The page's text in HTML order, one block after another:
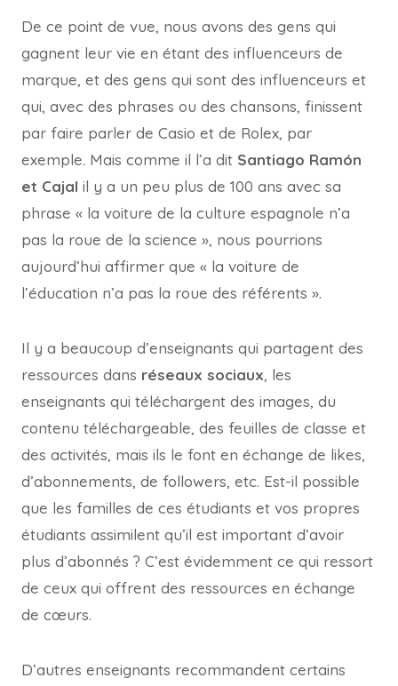
De ce point de vue, nous avons des gens qui
gagnent leur vie en étant des influenceurs de
marque, et des gens qui sont des influenceurs et
qui, avec des phrases ou des chansons, finissent
par faire parler de Casio et de Rolex, par
exemple. Mais comme il l’a dit Santiago Ramón
et Cajal il y a un peu plus de 100 ans avec sa
phrase « la voiture de la culture espagnole n’a
pas la roue de la science », nous pourrions
aujourd’hui affirmer que « la voiture de
l’éducation n’a pas la roue des référents ».
Il y a beaucoup d’enseignants qui partagent des
ressources dans réseaux sociaux, les
enseignants qui téléchargent des images, du
contenu téléchargeable, des feuilles de classe et
des activités, mais ils le font en échange de likes,
d’abonnements, de followers, etc. Est-il possible
que les familles de ces étudiants et vos propres
étudiants assimilent qu’il est important d’avoir
plus d’abonnés ? C’est évidemment ce qui ressort
de ceux qui offrent des ressources en échange
de cœurs.
D’autres enseignants recommandent certains